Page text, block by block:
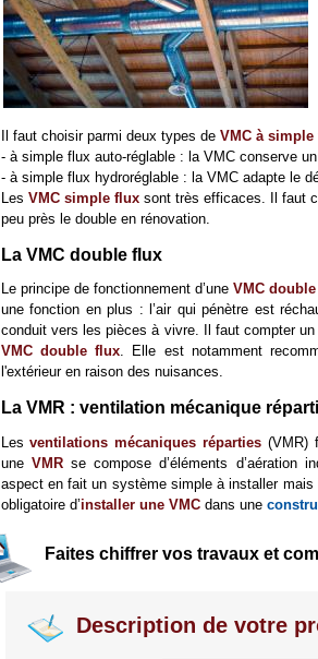
Il faut choisir parmi deux types de VMC à simple
- à simple flux auto-réglable : la VMC conserve un
- à simple flux hydroréglable : la VMC adapte le
Les VMC simple fluxsont très efficaces. Il faut
peu près le double en rénovation.
La VMC double flux
Le principe de fonctionnement d’une VMC
une fonction en plus : l’air qui pénètre est
conduit vers les pièces à vivre. Il faut compter un
VMC double flux. Elle est notamment
l'extérieur en raison des nuisances.
La VMR : ventilation mécanique
Lesventilations mécaniques réparties (VMR)
une VMRse compose d’éléments d’aération
aspect en fait un système simple à installer mais
obligatoire d’installer une VMCdans une
Faites chiffrer vos travaux et
Description de votre